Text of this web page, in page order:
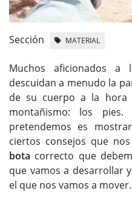
Sección MATERIAL
Muchos aficionados a
descuidan a menudo la
de su cuerpo a la hora
montañismo: los
pretendemos es
ciertos consejos que
bota correcto que
que vamos a desarrollar
el que nos vamos a mover.